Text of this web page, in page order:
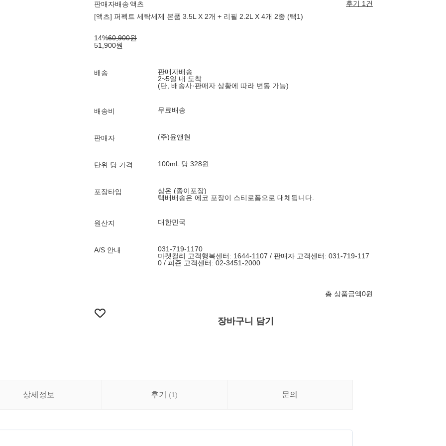
판매자배송 액츠
후기 1건
[액츠] 퍼펙트 세탁세제 본품 3.5L X 2개 + 리필 2.2L X 4개 2종 (택1)
14%60,900원
51,900원
배송
판매자배송
2~5일 내 도착
(단, 배송사·판매자 상황에 따라 변동 가능)
배송비 무료배송
판매자 (주)윤앤현
단위 당 가격 100mL 당 328원
포장타입
상온 (종이포장)
택배배송은 에코 포장이 스티로폼으로 대체됩니다.
원산지 대한민국
A/S 안내
031-719-1170
마켓컬리 고객행복센터: 1644-1107 / 판매자 고객센터: 031-719-117
0 / 피죤 고객센터: 02-3451-2000
총 상품금액0원
장바구니 담기
상세정보 후기 (1) 문의